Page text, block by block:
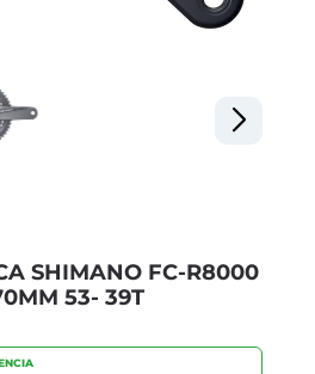
SHIMANO FC-R8000
53- 39T